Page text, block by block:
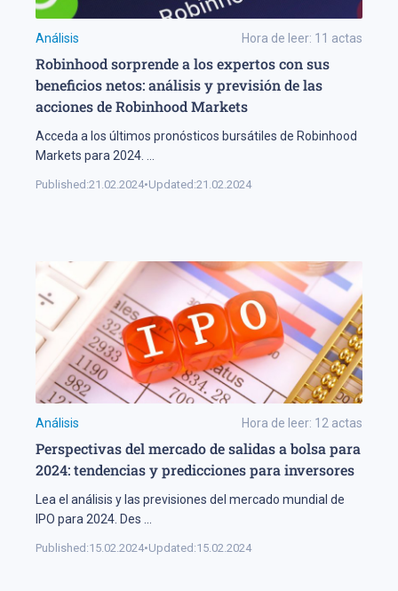
Análisis Hora de leer: 11 actas
Robinhood sorprende a los expertos con sus
beneficios netos: análisis y previsión de las
acciones de Robinhood Markets
Acceda a los últimos pronósticos bursátiles de Robinhood
Markets para 2024.
Published:21.02.2024•Updated:21.02.2024
Análisis Hora de leer: 12 actas
Perspectivas del mercado de salidas a bolsa para
2024: tendencias y predicciones para inversores
Lea el análisis y las previsiones del mercado mundial de
IPO para 2024. Des
Published:15.02.2024•Updated:15.02.2024